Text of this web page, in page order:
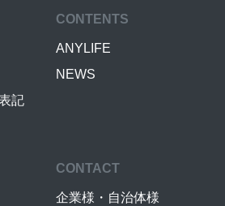
記
CONTENTS
ANYLIFE
NEWS
CONTACT
企業様・自治体様